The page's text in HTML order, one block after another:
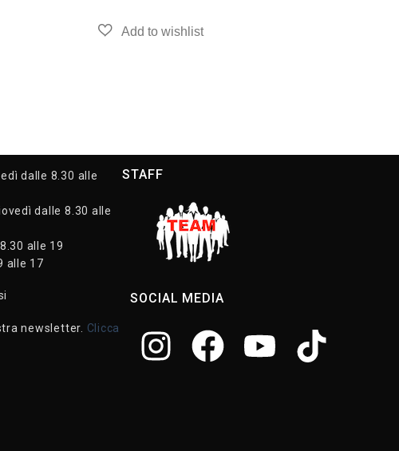
dalle 8.30 alle
dalle 8.30 alle
alle 19
alle 17
newsletter. Clicca
STAFF
SOCIAL MEDIA